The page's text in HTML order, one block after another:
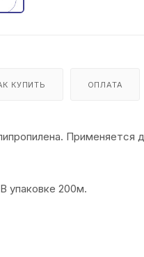
КУПИТЬ ОПЛАТА
упаковке 200м.